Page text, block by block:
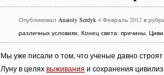
ОпубликовалAnatoly Serdyk 4 Февраль 2012 в
различных условиях,Конец света: причины,
Мы уже писали о том, что ученые давно
Луну в целяхвыживания и сохранения